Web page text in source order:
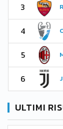
3
4
5
6
ULTIMI